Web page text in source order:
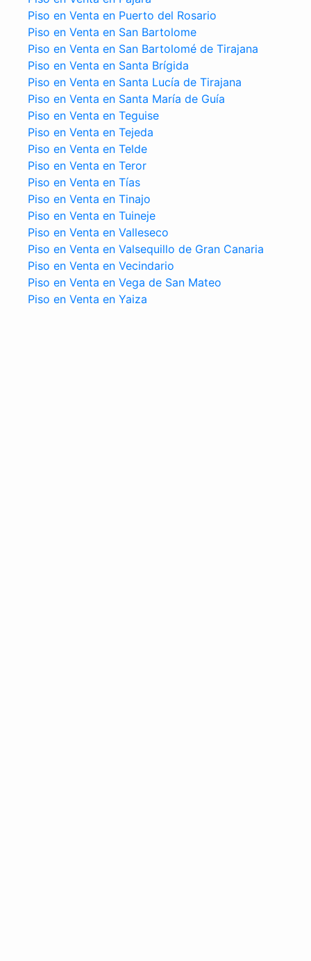
Piso en Venta en Puerto del Rosario
Piso en Venta en San Bartolome
Piso en Venta en San Bartolomé de Tirajana
Piso en Venta en Santa Brígida
Piso en Venta en Santa Lucía de Tirajana
Piso en Venta en Santa María de Guía
Piso en Venta en Teguise
Piso en Venta en Tejeda
Piso en Venta en Telde
Piso en Venta en Teror
Piso en Venta en Tías
Piso en Venta en Tinajo
Piso en Venta en Tuineje
Piso en Venta en Valleseco
Piso en Venta en Valsequillo de Gran Canaria
Piso en Venta en Vecindario
Piso en Venta en Vega de San Mateo
Piso en Venta en Yaiza